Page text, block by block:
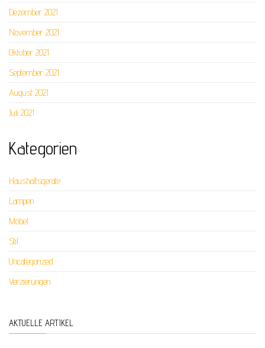
Dezember 2021
November 2021
Oktober 2021
September 2021
August 2021
Juli 2021
Kategorien
Haushaltsgeräte
Lampen
Möbel
Stil
Uncategorized
Verzierungen
AKTUELLE ARTIKEL